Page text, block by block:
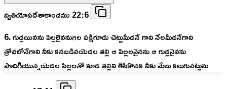
ద్వితియోపదేశాకాండము 22:6
6. గుడ్లయినను పిల్లలైననుగల పక్షిగూడు చెట్టుమీదనే గాని నేలమీదనేగాని
త్రోవలోనేగాని నీకు కనబడినయెడల తల్లి ఆ పిల్లలనైనను ఆ గుడ్లనైనను
పొదిగియున్నయెడల పిల్లలతో కూడ తల్లిని తీసికొనక నీకు మేలు కలుగునట్లును